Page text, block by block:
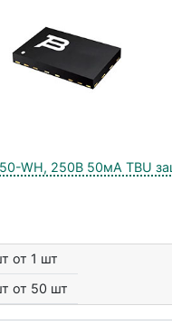
WH, 250В 50мА TBU
от 1 шт
от 50 шт